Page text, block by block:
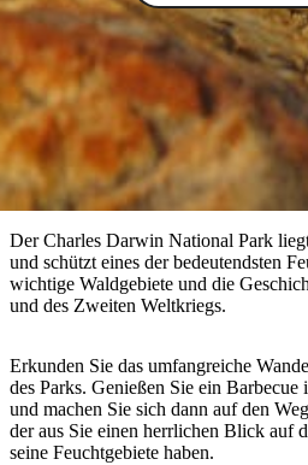
Nach
Region
erkunden
Listen
Reiseplanung
Suche:
Der Charles Darwin National Park
und schützt eines der bedeutendsten
wichtige Waldgebiete und die
und des Zweiten Weltkriegs.
Erkunden Sie das umfangreiche
des Parks. Genießen Sie ein
und machen Sie sich dann auf den
der aus Sie einen herrlichen Blick auf
seine Feuchtgebiete haben.